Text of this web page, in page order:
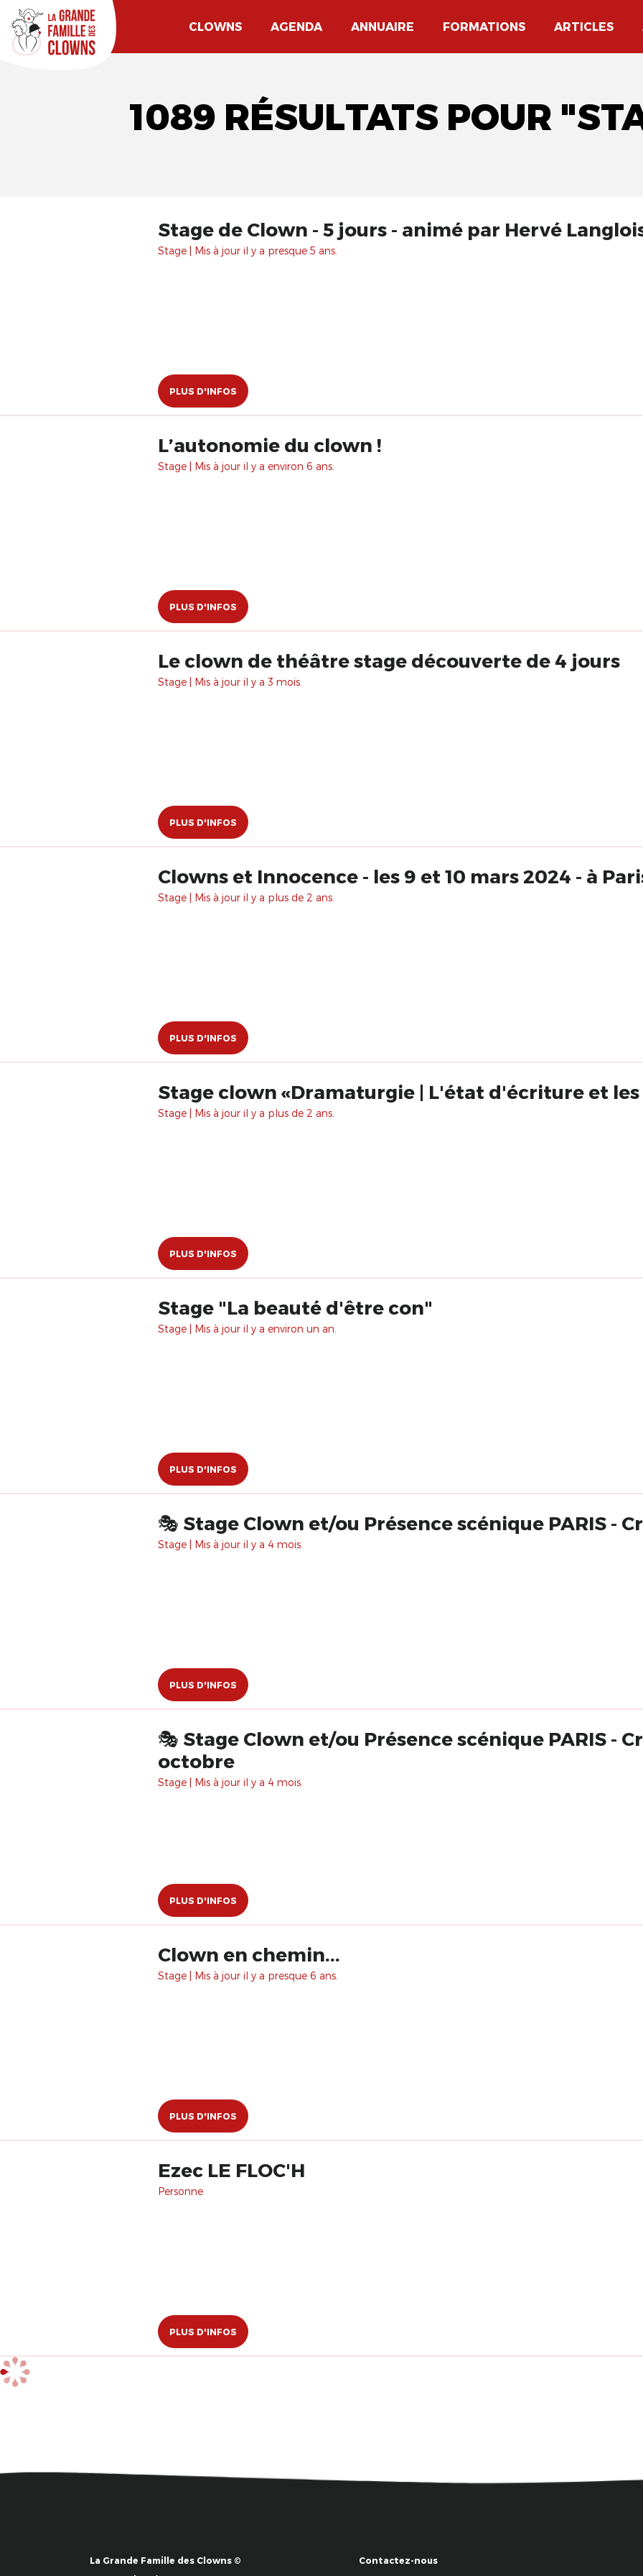
CLOWNS AGENDA ANNUAIRE FORMATIONS ARTICLES
1089 RÉSULTATS POUR
Stage de Clown - 5 jours - animé par Hervé
Stage | Mis à jour il y a presque 5 ans.
PLUS D'INFOS
L’autonomie du clown !
Stage | Mis à jour il y a environ 6 ans.
PLUS D'INFOS
Le clown de théâtre stage découverte de 4 jours
Stage | Mis à jour il y a 3 mois.
PLUS D'INFOS
Clowns et Innocence - les 9 et 10 mars 2024 - à
Stage | Mis à jour il y a plus de 2 ans.
PLUS D'INFOS
Stage clown «Dramaturgie | L'état d'écriture et
Stage | Mis à jour il y a plus de 2 ans.
PLUS D'INFOS
Stage "La beauté d'être con"
Stage | Mis à jour il y a environ un an.
PLUS D'INFOS
🎭 Stage Clown et/ou Présence scénique PARIS -
Stage | Mis à jour il y a 4 mois.
PLUS D'INFOS
🎭 Stage Clown et/ou Présence scénique PARIS -
octobre
Stage | Mis à jour il y a 4 mois.
PLUS D'INFOS
Clown en chemin...
Stage | Mis à jour il y a presque 6 ans.
PLUS D'INFOS
Ezec LE FLOC'H
Personne
PLUS D'INFOS
La Grande Famille des Clowns ©
Contactez-nous